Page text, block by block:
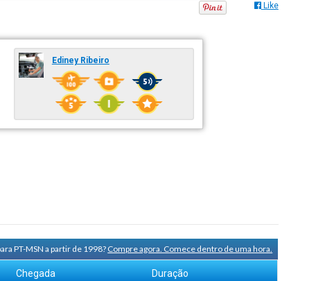
Like
Ediney Ribeiro
PT-MSN a partir de 1998?Compre agora. Comece dentro de uma hora.
Chegada Duração